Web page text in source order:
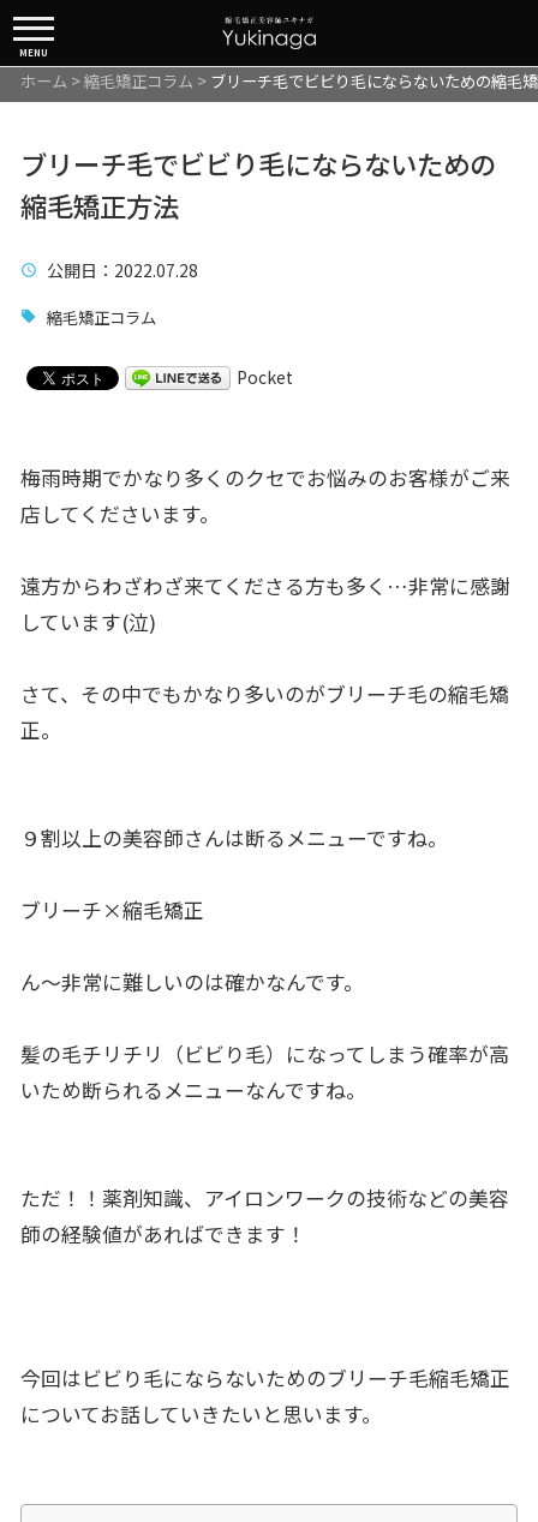
MENU
ホーム >縮毛矯正コラム > ブリーチ毛でビビり毛にならないための縮毛
ブリーチ毛でビビり毛にならないための
縮毛矯正方法
公開日 ：2022.07.28
縮毛矯正コラム
Pocket
梅雨時期でかなり多くのクセでお悩みのお客様がご来
店してくださいます。
遠方からわざわざ来てくださる方も多く…非常に感謝
しています(泣)
さて、その中でもかなり多いのがブリーチ毛の縮毛矯
正。
９割以上の美容師さんは断るメニューですね。
ブリーチ×縮毛矯正
ん〜非常に難しいのは確かなんです。
髪の毛チリチリ（ビビり毛）になってしまう確率が高
いため断られるメニューなんですね。
ただ！！薬剤知識、アイロンワークの技術などの美容
師の経験値があればできます！
今回はビビり毛にならないためのブリーチ毛縮毛矯正
についてお話していきたいと思います。